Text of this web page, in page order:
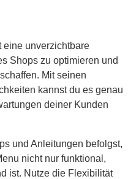
eine unverzichtbare
Shops zu optimieren und
Mit seinen
kannst du es genau
deiner Kunden
und Anleitungen befolgst,
nicht nur funktional,
ist. Nutze die Flexibilität